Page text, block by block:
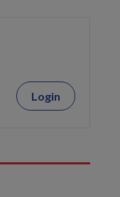
Login